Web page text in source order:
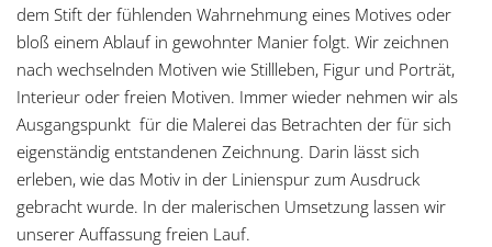
dem Stift der fühlenden Wahrnehmung eines Motives oder
bloß einem Ablauf in gewohnter Manier folgt. Wir zeichnen
nach wechselnden Motiven wie Stillleben, Figur und Porträt,
Interieur oder freien Motiven. Immer wieder nehmen wir als
Ausgangspunkt für die Malerei das Betrachten der für sich
eigenständig entstandenen Zeichnung. Darin lässt sich
erleben, wie das Motiv in der Linienspur zum Ausdruck
gebracht wurde. In der malerischen Umsetzung lassen wir
unserer Auffassung freien Lauf.